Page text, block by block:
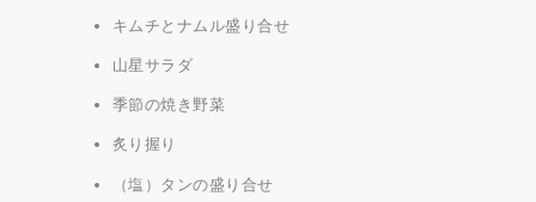
キムチとナムル盛り合せ
山星サラダ
季節の焼き野菜
炙り握り
（塩）タンの盛り合せ